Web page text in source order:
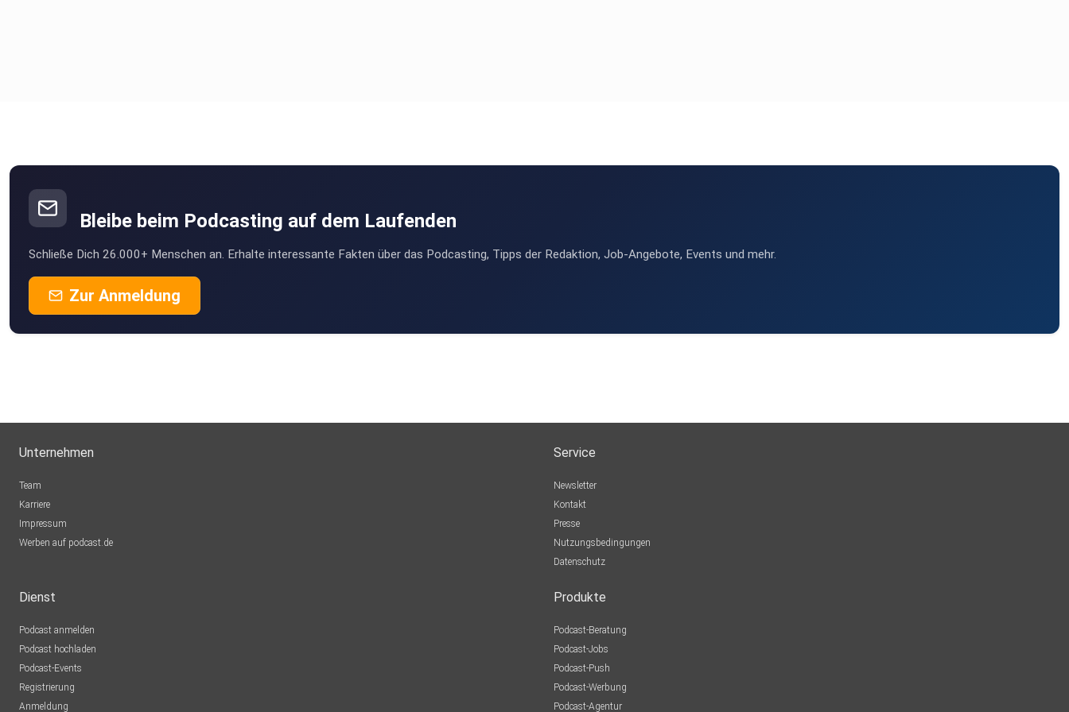
Bleibe beim Podcasting auf dem Laufenden
Schließe Dich 26.000+ Menschen an. Erhalte interessante Fakten über das Podcasting, Tipps der Redaktion, Job-Angebote, Events und mehr.
Zur Anmeldung
Unternehmen
Team
Karriere
Impressum
Werben auf podcast.de
Service
Newsletter
Kontakt
Presse
Nutzungsbedingungen
Datenschutz
Dienst
Podcast anmelden
Podcast hochladen
Podcast-Events
Registrierung
Anmeldung
Produkte
Podcast-Beratung
Podcast-Jobs
Podcast-Push
Podcast-Werbung
Podcast-Agentur